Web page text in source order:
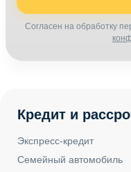
Согласен на обработку
Кредит и
Экспресс-кредит
Семейный автомобиль